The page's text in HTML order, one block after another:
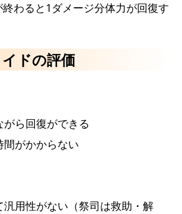
わると1ダメージ分体力が回復す
ドの評価
がら回復ができる
間がかからない
汎用性がない（祭司は救助・解